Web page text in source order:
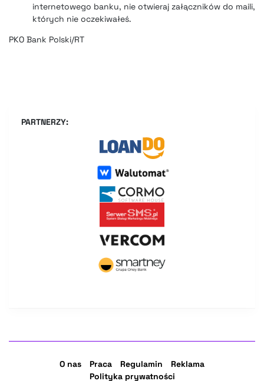
internetowego banku, nie otwieraj załączników do maili,
których nie oczekiwałeś.
PKO Bank Polski/RT
PARTNERZY:
O nas Praca Regulamin
Reklama
Polityka prywatności